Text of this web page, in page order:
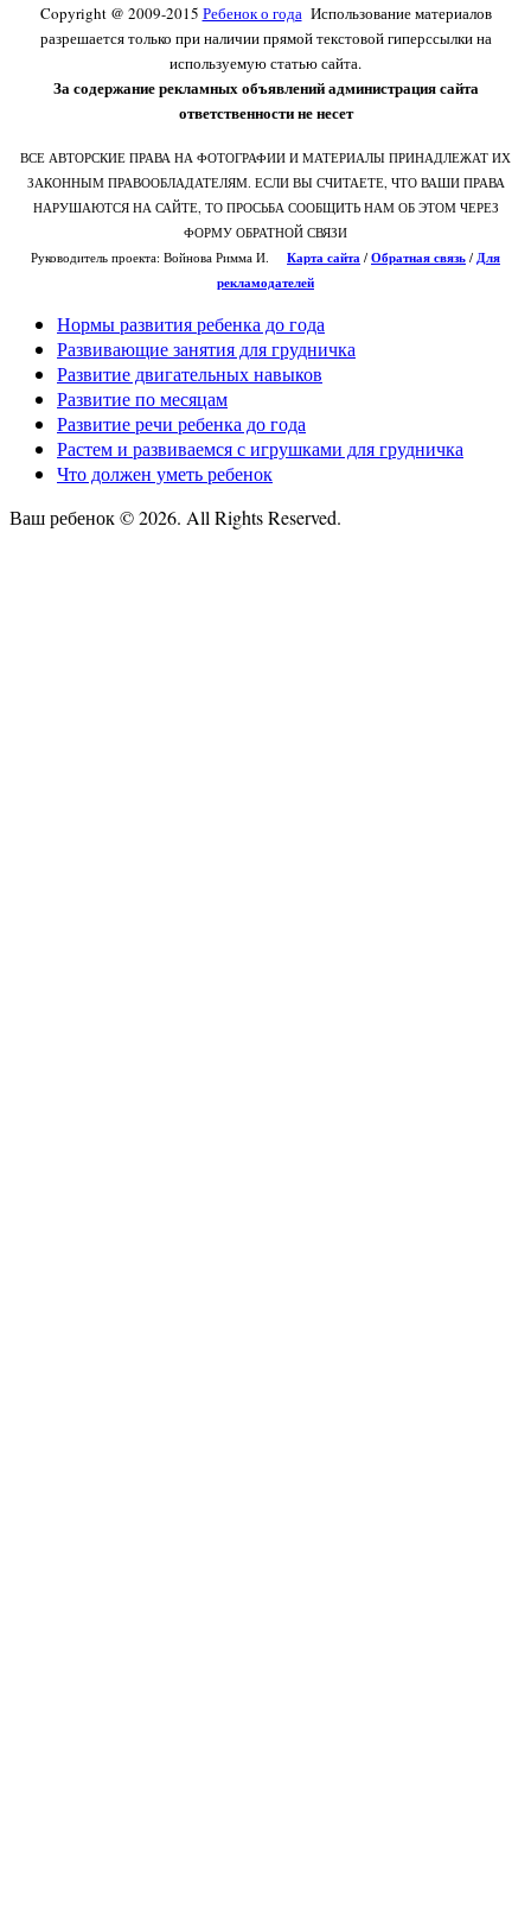
Copyright @ 2009-2015 Ребенок о годаИспользование материалов
разрешается только при наличии прямой текстовой гиперссылки на
используемую статью сайта.
За содержание рекламных объявлений администрация сайта
ответственности не несет
ВСЕ АВТОРСКИЕ ПРАВА НА ФОТОГРАФИИ И МАТЕРИАЛЫ ПРИНАДЛЕЖАТ ИХ
ЗАКОННЫМ ПРАВООБЛАДАТЕЛЯМ. ЕСЛИ ВЫ СЧИТАЕТЕ, ЧТО ВАШИ ПРАВА
НАРУШАЮТСЯ НА САЙТЕ, ТО ПРОСЬБА СООБЩИТЬ НАМ ОБ ЭТОМ ЧЕРЕЗ
ФОРМУ ОБРАТНОЙ СВЯЗИ
Руководитель проекта: Войнова Римма И. Карта сайта / Обратная связь / Для
рекламодателей
Нормы развития ребенка до года
Развивающие занятия для грудничка
Развитие двигательных навыков
Развитие по месяцам
Развитие речи ребенка до года
Растем и развиваемся с игрушками для грудничка
Что должен уметь ребенок
Ваш ребенок © 2026. All Rights Reserved.